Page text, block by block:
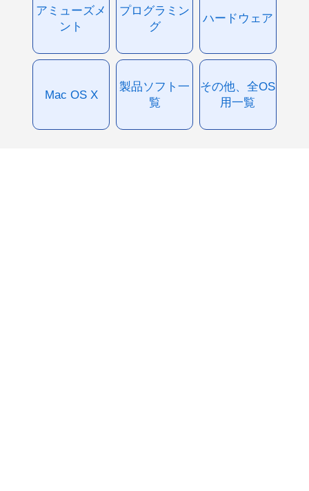
アミューズメ
ント
プログラミン
グ
ハードウェア
Mac OS X
製品ソフト一
覧
その他、全OS
用一覧